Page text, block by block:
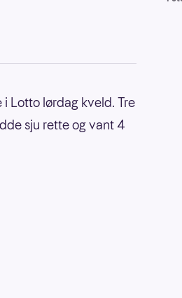
Lotto lørdag kveld. Tre
sju rette og vant 4